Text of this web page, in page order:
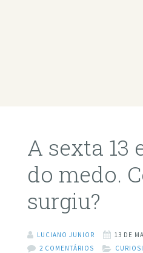
A sexta 13
do medo.
surgiu?
LUCIANO JUNIOR
13 DE
2 COMENTÁRIOS